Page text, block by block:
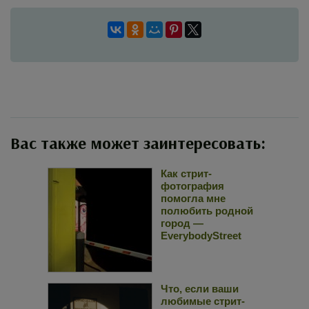
Вас также может заинтересовать:
Как стрит-
фотография
помогла мне
полюбить родной
город —
EverybodyStreet
Что, если ваши
любимые стрит-